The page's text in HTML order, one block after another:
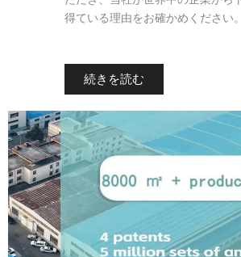
得ている理由をお確かめください。
続きを読む